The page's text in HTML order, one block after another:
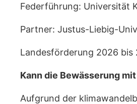
Federführung: Universität
Partner: Justus-Liebig-
Landesförderung 2026 bis
Kann die Bewässerung
Aufgrund der